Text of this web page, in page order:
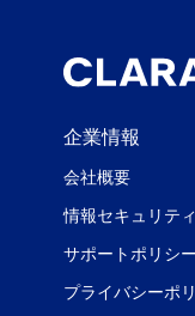
企業情報
会社概要
情報セキュリテ
サポートポリシー
プライバシーポ